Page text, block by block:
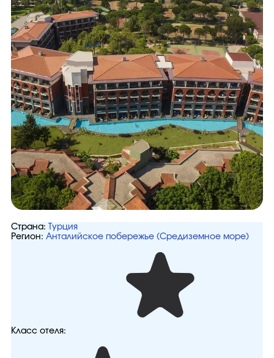
Страна:
Турция
Регион: Анталийское побережье (Средиземное море)
Класс отеля: